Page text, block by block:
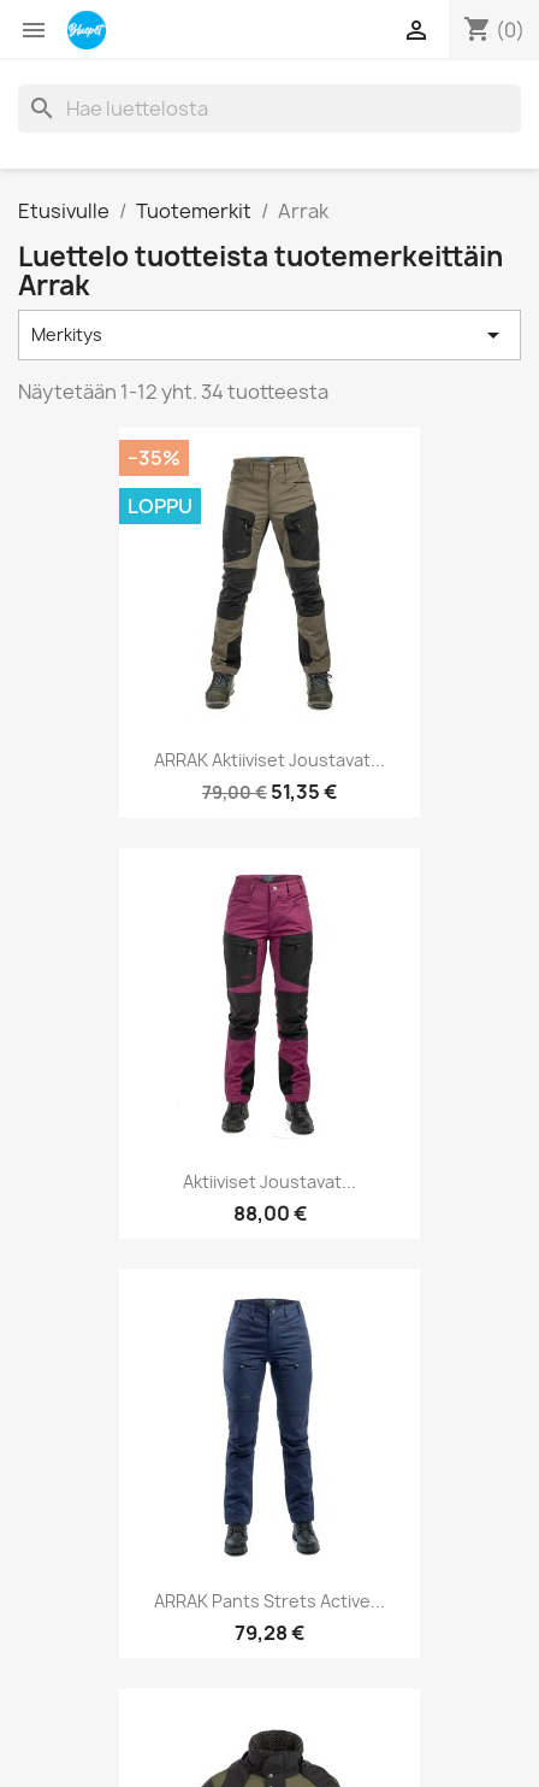
 shopping_cart (0)

search
Etusivulle Tuotemerkit Arrak
Luettelo tuotteista tuotemerkeittäin
Arrak
Merkitys 
Näytetään 1-12 yht. 34 tuotteesta
ARRAK Aktiiviset Joustavat...
79,00 € 51,35 €
−35%
LOPPU
Aktiiviset Joustavat...
88,00 €
ARRAK Pants Strets Active...
79,28 €